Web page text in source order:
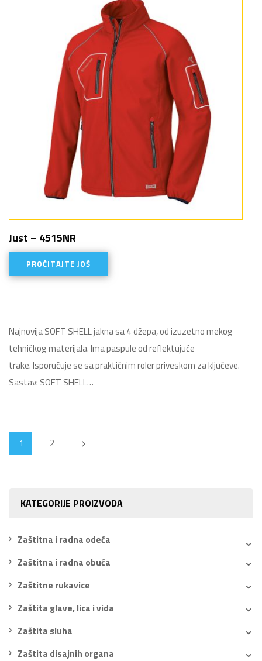
KATEGORIJE PROIZVODA
Zaštitna i radna odeća
Zaštitna i radna obuća
Zaštitne rukavice
Zaštita glave, lica i vida
Zaštita sluha
Zaštita disajnih organa
Just – 4515NR
PROČITAJTE JOŠ
Najnovija SOFT SHELL jakna sa 4 džepa, od izuzetno mekog
tehničkog materijala. Ima paspule od reflektujuće
trake. Isporučuje se sa praktičnim roler priveskom za ključeve.
Sastav: SOFT SHELL…
1 2